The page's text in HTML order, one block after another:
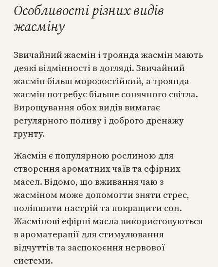
Особливості різних видів
жасміну
Звичайний жасмін і троянда жасмін мають
деякі відмінності в догляді. Звичайний
жасмін більш морозостійкий, а троянда
жасмін потребує більше сонячного світла.
Вирощування обох видів вимагає
регулярного поливу і доброго дренажу
грунту.
Жасмін є популярною рослиною для
створення ароматних чаїв та ефірних
масел. Відомо, що вживання чаю з
жасміном може допомогти зняти стрес,
поліпшити настрій та покращити сон.
Жасмінові ефірні масла використовуються
в ароматерапії для стимулювання
відчуттів та заспокоєння нервової
системи.